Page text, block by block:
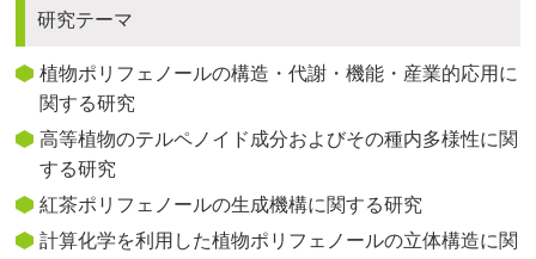
研究テーマ
植物ポリフェノールの構造・代謝・機能・産業的応用に
関する研究
高等植物のテルペノイド成分およびその種内多様性に関
する研究
紅茶ポリフェノールの生成機構に関する研究
計算化学を利用した植物ポリフェノールの立体構造に関